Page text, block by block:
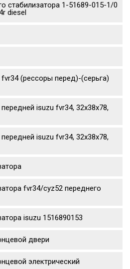
стабилизатора 1-51689-015-1/0
diesel
(рессоры перед)-(серьга)
isuzu fvr34, 32x38x78,
isuzu fvr34, 32x38x78,
fvr34/cyz52 переднего
isuzu 1516890153
двери
электрический